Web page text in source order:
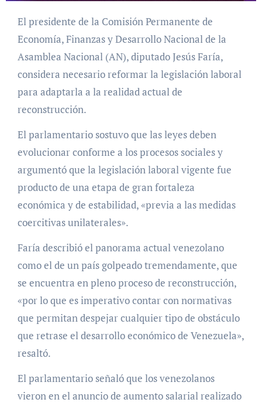
El presidente de la Comisión Permanente de
Economía, Finanzas y Desarrollo Nacional de la
Asamblea Nacional (AN), diputado Jesús Faría,
considera necesario reformar la legislación laboral
para adaptarla a la realidad actual de
reconstrucción.
El parlamentario sostuvo que las leyes deben
evolucionar conforme a los procesos sociales y
argumentó que la legislación laboral vigente fue
producto de una etapa de gran fortaleza
económica y de estabilidad, «previa a las medidas
coercitivas unilaterales».
Faría describió el panorama actual venezolano
como el de un país golpeado tremendamente, que
se encuentra en pleno proceso de reconstrucción,
«por lo que es imperativo contar con normativas
que permitan despejar cualquier tipo de obstáculo
que retrase el desarrollo económico de Venezuela»,
resaltó.
El parlamentario señaló que los venezolanos
vieron en el anuncio de aumento salarial realizado